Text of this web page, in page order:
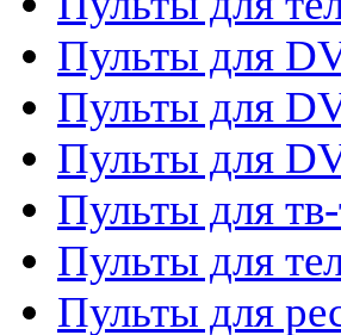
Пульты для
Пульты для
Пульты для
Пульты для
Пульты для
Пульты для